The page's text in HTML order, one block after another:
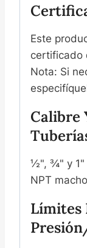
Este
certificado
Nota: Si
Calibre
½", ¾" y 1"
NPT
Límites